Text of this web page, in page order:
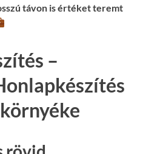
távon is értéket teremt
–